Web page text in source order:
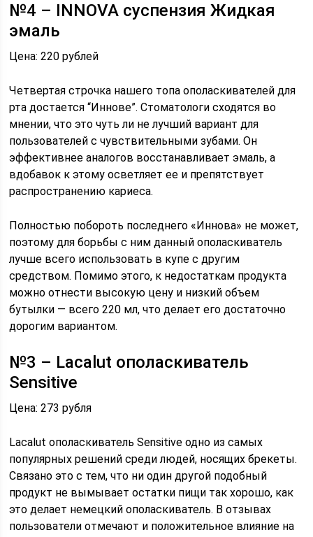
№4 – INNOVA суспензия Жидкая
эмаль
Цена: 220 рублей
Четвертая строчка нашего топа ополаскивателей для
рта достается “Иннове”. Стоматологи сходятся во
мнении, что это чуть ли не лучший вариант для
пользователей с чувствительными зубами. Он
эффективнее аналогов восстанавливает эмаль, а
вдобавок к этому осветляет ее и препятствует
распространению кариеса.
Полностью побороть последнего «Иннова» не может,
поэтому для борьбы с ним данный ополаскиватель
лучше всего использовать в купе с другим
средством. Помимо этого, к недостаткам продукта
можно отнести высокую цену и низкий объем
бутылки — всего 220 мл, что делает его достаточно
дорогим вариантом.
№3 – Lacalut ополаскиватель
Sensitive
Цена: 273 рубля
Lacalut ополаскиватель Sensitive одно из самых
популярных решений среди людей, носящих брекеты.
Связано это с тем, что ни один другой подобный
продукт не вымывает остатки пищи так хорошо, как
это делает немецкий ополаскиватель. В отзывах
пользователи отмечают и положительное влияние на